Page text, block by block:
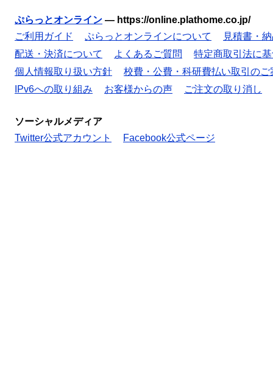
ぷらっとオンライン — https://online.plathome.co.jp/
ご利用ガイド
ぷらっとオンラインについて
見積書・
配送・決済について
よくあるご質問
特定商取引法に
個人情報取り扱い方針
校費・公費・科研費払い取引のご
IPv6への取り組み
お客様からの声 ご注文の取り消し
ソーシャルメディア
Twitter公式アカウント
Facebook公式ページ